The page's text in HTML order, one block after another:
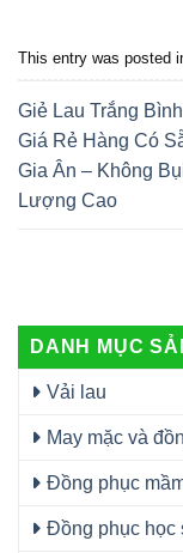
This entry was posted
Giẻ Lau Trắng
Giá Rẻ Hàng Có
Gia Ân – Không
Lượng Cao
DANH MỤC
Vải lau
May mặc và
Đồng phục
Đồng phục học